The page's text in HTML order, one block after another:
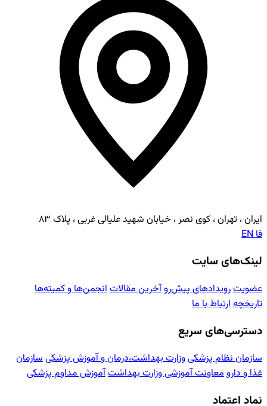
ایران ، تهران ، کوی نصر ، خیابان شهید علیالی غربی ، پلاک ۸۳
فاEN
لینک‌های سایت
عضویترویدادهای پیش‌روآخرین مقالاتانجمن‌ها و کمیته‌ها
تاریخچهارتباط با ما
دسترسی‌های سریع
سازمان نظام پزشکیوزارت بهداشت،درمان و آموزش پزشکیسازمان
غذا و دارومعاونت آموزشی وزارت بهداشتآموزش مداوم پزشکی
نماد اعتماد